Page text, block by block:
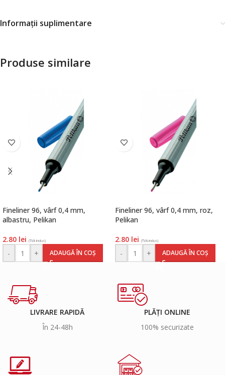
Informații suplimentare
Produse similare
Fineliner 96, vârf 0,4 mm,
albastru, Pelikan
2.80 lei (TVA inclus)
- + ADAUGĂ ÎN COȘ
Fineliner 96, vârf 0,4 mm, roz,
Pelikan
2.80 lei (TVA inclus)
- + ADAUGĂ ÎN COȘ
LIVRARE RAPIDĂ
În 24-48h
PLĂȚI ONLINE
100% securizate